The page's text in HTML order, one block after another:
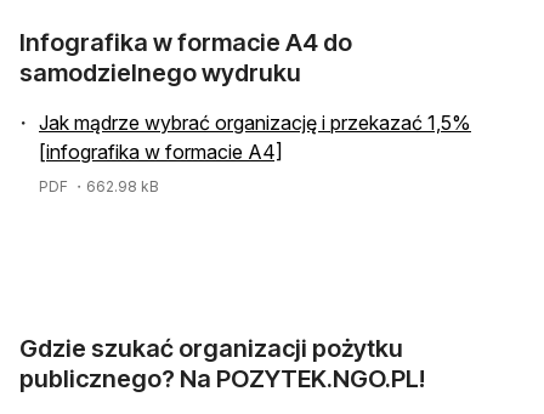
Infografika w formacie A4 do
samodzielnego wydruku
Jak mądrze wybrać organizację i przekazać 1,5%
[infografika w formacie A4]
PDF ・662.98 kB
Gdzie szukać organizacji pożytku
publicznego? Na POZYTEK.NGO.PL!